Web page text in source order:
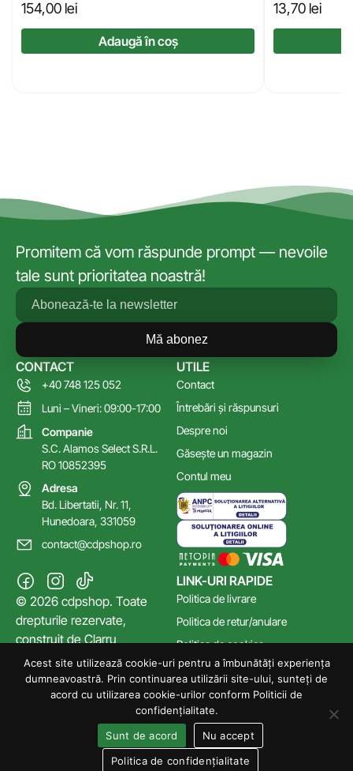
154,00 lei
Adaugă în coș
13,70 lei
Promitem că vom răspunde prompt — nevoile
tale sunt prioritatea noastră!
Mă abonez
LINK-URI RAPIDE
Politica de livrare
Politica de retur/anulare
Politica de cookies
Poltica de confidențialitate
Termeni și Condiții
UTILE
Contact
Întrebări și răspunsuri
Despre noi
Găsește un magazin
Contul meu
CONTACT
+40 748 125 052
Luni – Vineri: 09:00-17:00
Companie
S.C. Alamos Select S.R.L.
RO 10852395
Adresa
Bd. Libertatii, Nr. 11,
Hunedoara, 331059
contact@cdpshop.ro
© 2026 cdpshop. Toate
drepturile rezervate,
construit de Clarru
Acest site utilizează cookie-uri pentru a îmbunătăți experiența
dumneavoastră. Prin continuarea utilizării site-ului, sunteți de
acord cu utilizarea cookie-urilor conform Politicii de
confidențialitate.
Sunt de acord
Nu accept
Politica de confidențialitate